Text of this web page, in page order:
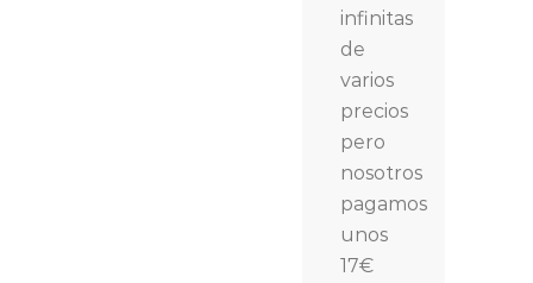
infinitas
de
varios
precios
pero
nosotros
pagamos
unos
17€